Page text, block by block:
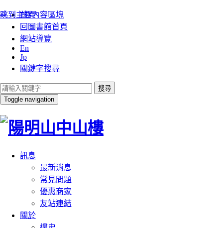
跳到主要內容區塊
:::
首頁
回圖書館首頁
網站導覽
En
Jp
關鍵字搜尋
搜尋
Toggle navigation
訊息
最新消息
常見問題
優惠商家
友站連結
關於